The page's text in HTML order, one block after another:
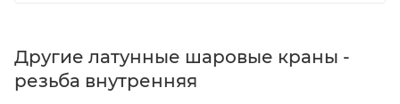
Другие латунные шаровые краны -
резьба внутренняя